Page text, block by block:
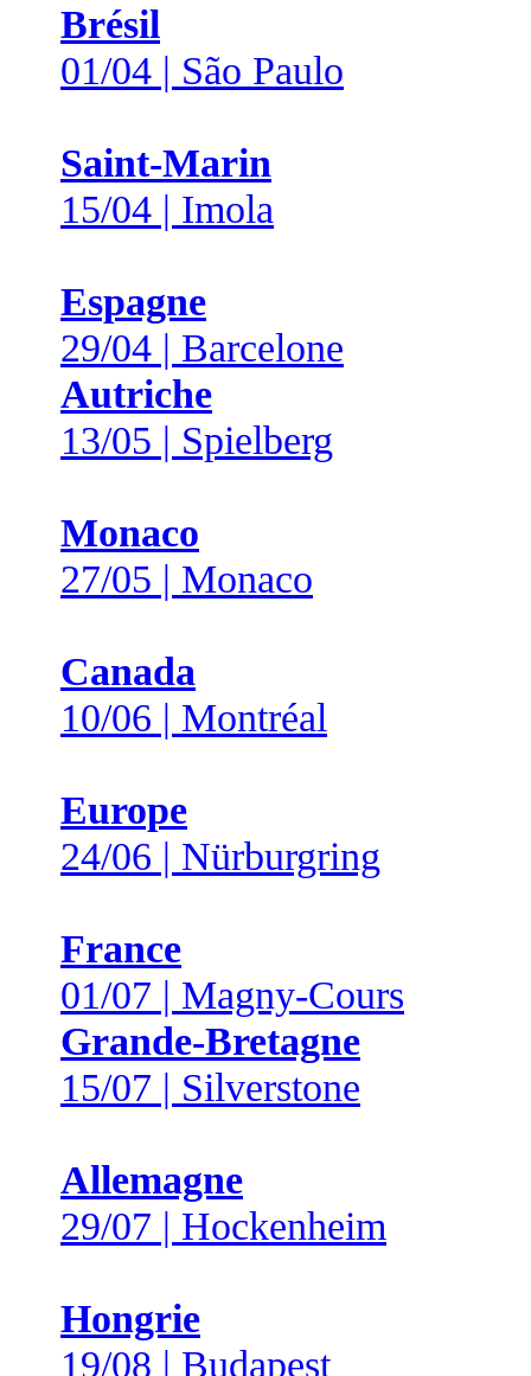
Brésil
01/04 | São Paulo
Saint-Marin
15/04 | Imola
Espagne
29/04 | Barcelone
Autriche
13/05 | Spielberg
Monaco
27/05 | Monaco
Canada
10/06 | Montréal
Europe
24/06 | Nürburgring
France
01/07 | Magny-Cours
Grande-Bretagne
15/07 | Silverstone
Allemagne
29/07 | Hockenheim
Hongrie
19/08 | Budapest